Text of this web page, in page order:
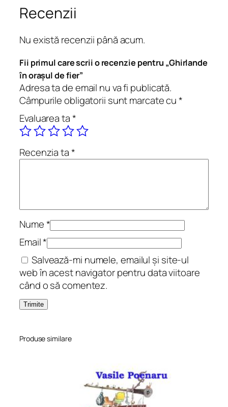
G
h
i
r
l
a
n
d
î
n
o
r
l
d
e
f
e
r
Recenzii
Nu există recenzii până acum.
Fii primul care scrii o recenzie pentru „Ghirlande
în orașul de fier”
Adresa ta de email nu va fi publicată.
Câmpurile obligatorii sunt marcate cu*
Evaluarea ta*
Recenzia ta*
Nume*
Email*
Salvează-mi numele, emailul și site-ul
web în acest navigator pentru data viitoare
când o să comentez.
Produse similare